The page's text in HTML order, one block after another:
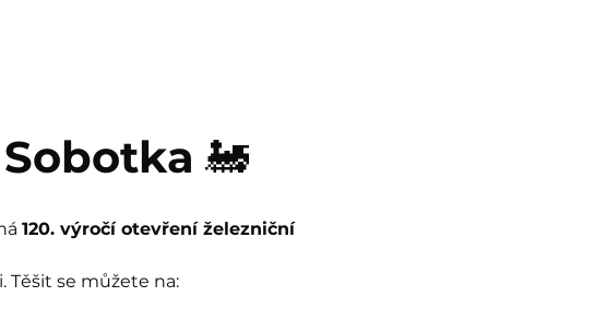
🚂
120. výročí otevření železniční
Těšit se můžete na: